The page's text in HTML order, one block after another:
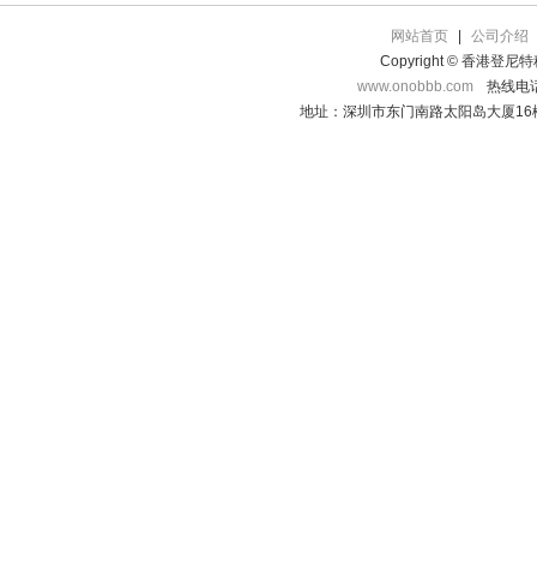
网站首页
公司介绍
Copyright © 香港登尼特
www.onobbb.com
热线电
地址：深圳市东门南路太阳岛大厦